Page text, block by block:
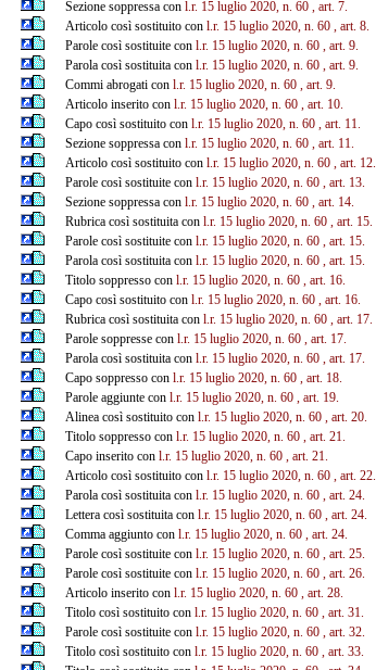
Sezione soppressa con l.r. 15 luglio 2020, n. 60 , art. 7.
Articolo così sostituito con l.r. 15 luglio 2020, n. 60 , art. 8.
Parole così sostituite con l.r. 15 luglio 2020, n. 60 , art. 9.
Parola così sostituita con l.r. 15 luglio 2020, n. 60 , art. 9.
Commi abrogati con l.r. 15 luglio 2020, n. 60 , art. 9.
Articolo inserito con l.r. 15 luglio 2020, n. 60 , art. 10.
Capo così sostituito con l.r. 15 luglio 2020, n. 60 , art. 11.
Sezione soppressa con l.r. 15 luglio 2020, n. 60 , art. 11.
Articolo così sostituito con l.r. 15 luglio 2020, n. 60 , art. 12.
Parole così sostituite con l.r. 15 luglio 2020, n. 60 , art. 13.
Sezione soppressa con l.r. 15 luglio 2020, n. 60 , art. 14.
Rubrica così sostituita con l.r. 15 luglio 2020, n. 60 , art. 15.
Parole così sostituite con l.r. 15 luglio 2020, n. 60 , art. 15.
Parola così sostituita con l.r. 15 luglio 2020, n. 60 , art. 15.
Titolo soppresso con l.r. 15 luglio 2020, n. 60 , art. 16.
Capo così sostituito con l.r. 15 luglio 2020, n. 60 , art. 16.
Rubrica così sostituita con l.r. 15 luglio 2020, n. 60 , art. 17.
Parole soppresse con l.r. 15 luglio 2020, n. 60 , art. 17.
Parola così sostituita con l.r. 15 luglio 2020, n. 60 , art. 17.
Capo soppresso con l.r. 15 luglio 2020, n. 60 , art. 18.
Parole aggiunte con l.r. 15 luglio 2020, n. 60 , art. 19.
Alinea così sostituito con l.r. 15 luglio 2020, n. 60 , art. 20.
Titolo soppresso con l.r. 15 luglio 2020, n. 60 , art. 21.
Capo inserito con l.r. 15 luglio 2020, n. 60 , art. 21.
Articolo così sostituito con l.r. 15 luglio 2020, n. 60 , art. 22.
Parola così sostituita con l.r. 15 luglio 2020, n. 60 , art. 24.
Lettera così sostituita con l.r. 15 luglio 2020, n. 60 , art. 24.
Comma aggiunto con l.r. 15 luglio 2020, n. 60 , art. 24.
Parole così sostituite con l.r. 15 luglio 2020, n. 60 , art. 25.
Parole così sostituite con l.r. 15 luglio 2020, n. 60 , art. 26.
Articolo inserito con l.r. 15 luglio 2020, n. 60 , art. 28.
Titolo così sostituito con l.r. 15 luglio 2020, n. 60 , art. 31.
Parole così sostituite con l.r. 15 luglio 2020, n. 60 , art. 32.
Titolo così sostituito con l.r. 15 luglio 2020, n. 60 , art. 33.